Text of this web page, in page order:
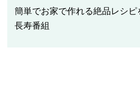
簡単でお家で作れる絶品レシピ
長寿番組